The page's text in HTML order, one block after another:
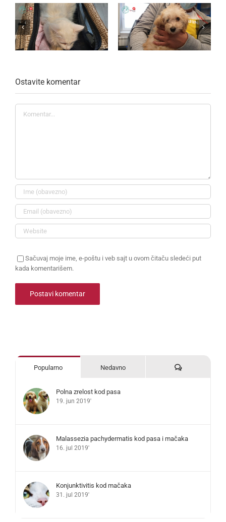
Ostavite komentar
Komentar
Sačuvaj moje ime, e-poštu i veb sajt u ovom čitaču sledeći put
kada komentarišem.
Popularno Nedavno Komentari
Polna zrelost kod pasa
19. jun 2019'
Malassezia pachydermatis kod pasa i mačaka
16. jul 2019'
Konjunktivitis kod mačaka
31. jul 2019'